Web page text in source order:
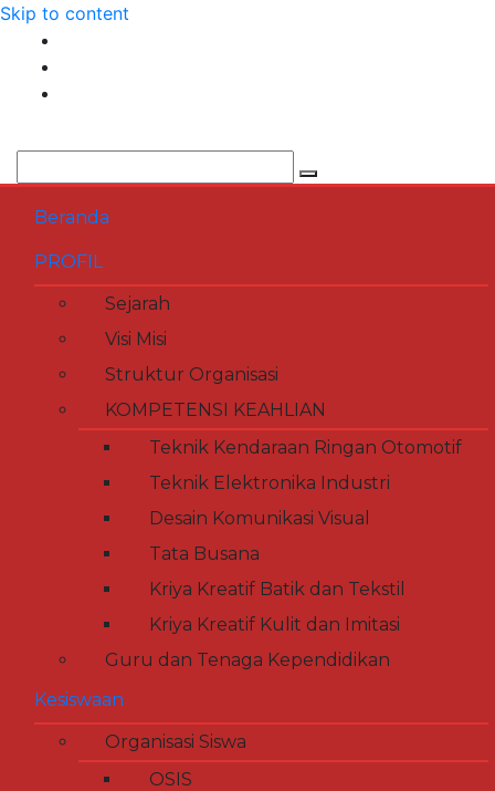
Skip to content
Beranda
PROFIL
Sejarah
Visi Misi
Struktur Organisasi
KOMPETENSI KEAHLIAN
Teknik Kendaraan Ringan Otomotif
Teknik Elektronika Industri
Desain Komunikasi Visual
Tata Busana
Kriya Kreatif Batik dan Tekstil
Kriya Kreatif Kulit dan Imitasi
Guru dan Tenaga Kependidikan
Kesiswaan
Organisasi Siswa
OSIS